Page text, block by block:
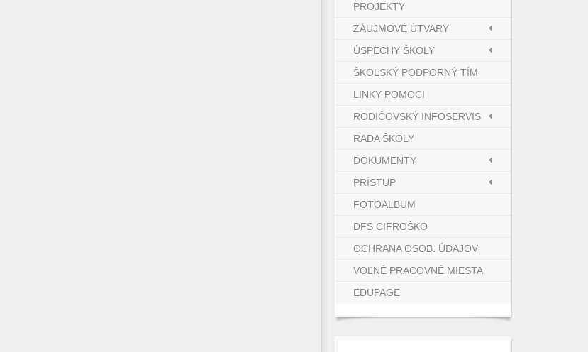
PROJEKTY
ZÁUJMOVÉ ÚTVARY
ÚSPECHY ŠKOLY
ŠKOLSKÝ PODPORNÝ TÍM
LINKY POMOCI
RODIČOVSKÝ INFOSERVIS
RADA ŠKOLY
DOKUMENTY
PRÍSTUP
FOTOALBUM
DFS CIFROŠKO
OCHRANA OSOB. ÚDAJOV
VOĽNÉ PRACOVNÉ MIESTA
EDUPAGE